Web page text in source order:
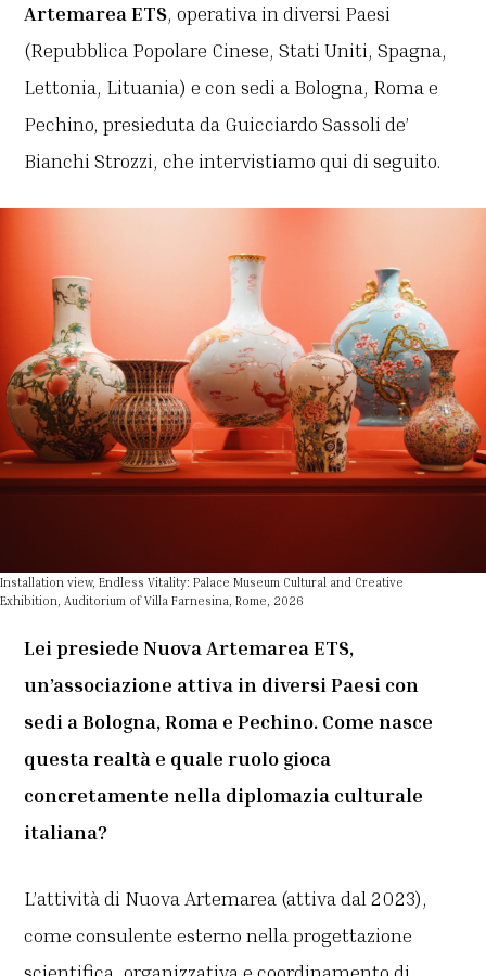
Artemarea ETS, operativa in diversi Paesi
(Repubblica Popolare Cinese, Stati Uniti, Spagna,
Lettonia, Lituania) e con sedi a Bologna, Roma e
Pechino, presieduta da Guicciardo Sassoli de’
Bianchi Strozzi, che intervistiamo qui di seguito.
Installation view, Endless Vitality: Palace Museum Cultural and Creative
Exhibition, Auditorium of Villa Farnesina, Rome, 2026
Lei presiede Nuova Artemarea ETS,
un’associazione attiva in diversi Paesi con
sedi a Bologna, Roma e Pechino. Come nasce
questa realtà e quale ruolo gioca
concretamente nella diplomazia culturale
italiana?
L’attività di Nuova Artemarea (attiva dal 2023),
come consulente esterno nella progettazione